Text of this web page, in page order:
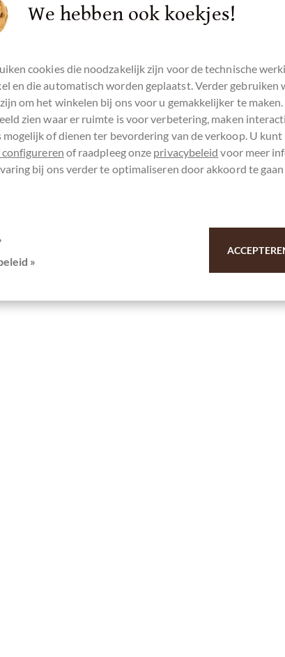
Karamell Ostereier in süßer
u voor uw steun.
We hebben ook koekjes!
cookies die noodzakelijk zijn voor de technische
en die automatisch worden geplaatst. Verder gebruiken
om het winkelen bij ons voor u gemakkelijker te
zien waar er ruimte is voor verbetering, maken
mogelijk of dienen ter bevordering van de verkoop. U kunt
configureren of raadpleeg onze privacybeleid voor meer
bij ons verder te optimaliseren door akkoord te
»